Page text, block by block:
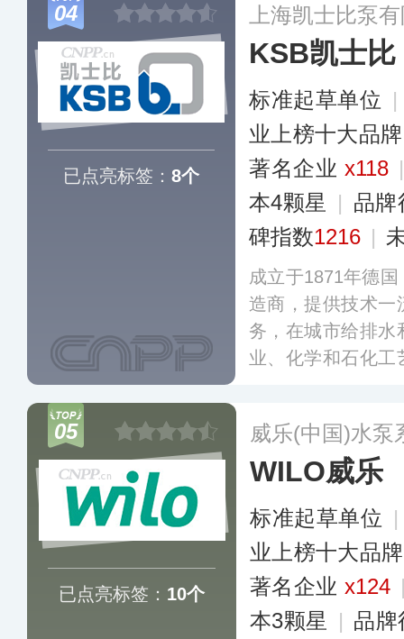
温机组、物联网消
等，在高效节能
04
已点亮标签： 8个
上海凯士比泵
KSB凯士比
标准起草单位 |
业上榜十大品牌
著名企业 x118
本4颗星
| 品牌
碑指数1216 |
成立于1871年德
造商，提供技术一
务，在城市给排水
业、化学和石化工
引领地位。更多
05
已点亮标签： 10个
威乐(中国)水泵
WILO威乐
标准起草单位
业上榜十大品牌
著名企业 x124
本3颗星
| 品牌